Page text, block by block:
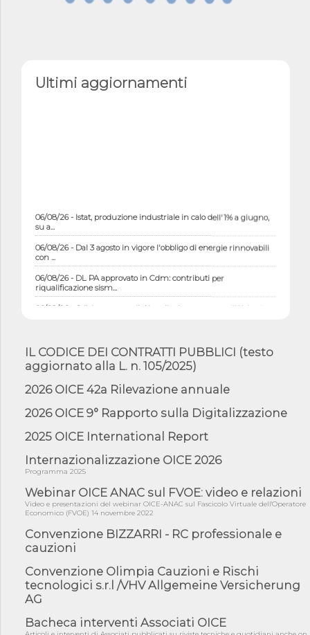
Ultimi aggiornamenti
06/08/26 - Istat, produzione industriale in calo dell'1% a giugno,
su a...
06/08/26 - Dal 3 agosto in vigore l'obbligo di energie rinnovabili
con ...
06/08/26 - DL PA approvato in Cdm: contributi per
riqualificazione sism...
06/08/26 - CdM: approvato il d.lgs. di adeguamento all’AI Act in
norme UE in m...
05/08/26 - DL Infrastrutture e PNRR è legge: approvata oggi la
05/08/26 - Focus OICE sul DDL di riforma della responsabilità
amminist...
2 s...
05/08/26 - SAVE THE DATE: Assemblea Pubblica Confindustria
Professioni ...
05/08/26 - Successo OICE per il bando della Città metropolitana
di Reg...
05/08/26 - Lettera OICE per il bando della Giunta Regionale della
04/08/26 - DL PA: previste cancellazioni da elenchi professionisti
04/08/26 - International Sustainable Buildings Competition -
COP31, An...
impugnar...
IL CODICE DEI CONTRATTI PUBBLICI (testo
aggiornato alla L. n. 105/2025)
2026 OICE 42a Rilevazione annuale
2026 OICE 9° Rapporto sulla Digitalizzazione
2025 OICE International Report
Internazionalizzazione OICE 2026
Programma 2025
Webinar OICE ANAC sul FVOE: video e relazioni
Video e presentazioni del webinar OICE-ANAC sul Fascicolo Virtuale dell'Operatore
Economico (FVOE) 14 novembre 2022
Convenzione BIZZARRI - RC professionale e
cauzioni
Convenzione Olimpia Cauzioni e Rischi
tecnologici s.r.l /VHV Allgemeine Versicherung
AG
Bacheca interventi Associati OICE